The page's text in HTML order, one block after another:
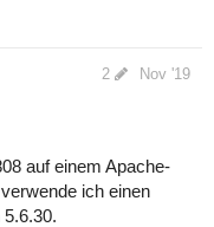
Nov '19
2
auf einem Apache-
ich einen